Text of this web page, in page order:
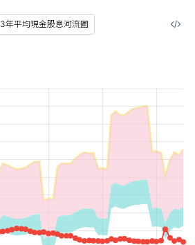
3年平均現金股息河流圖